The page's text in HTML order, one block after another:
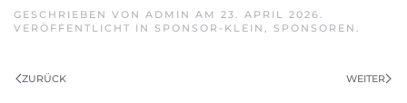
GESCHRIEBEN VON ADMIN AM 23. APRIL 2026
VERÖFFENTLICHT IN SPONSOR-KLEIN SPONSOREN
ZURÜCK WEITER